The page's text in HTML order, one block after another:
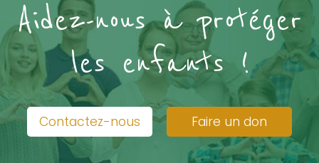
Aidez-nous à protéger
les enfants !
Contactez-nous Faire un don